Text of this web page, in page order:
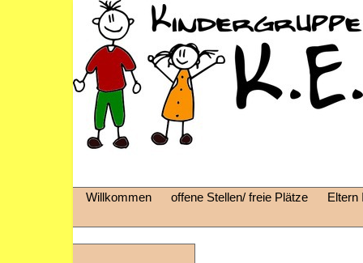
Willkommen offene Stellen/ freie Plätze Eltern